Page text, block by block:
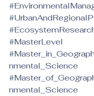
#MasterLevel
nmental_Science
nmental_Science